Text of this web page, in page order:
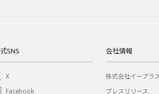
SNS
X
Facebook
会社情報
株式会社イープラス
プレスリリース